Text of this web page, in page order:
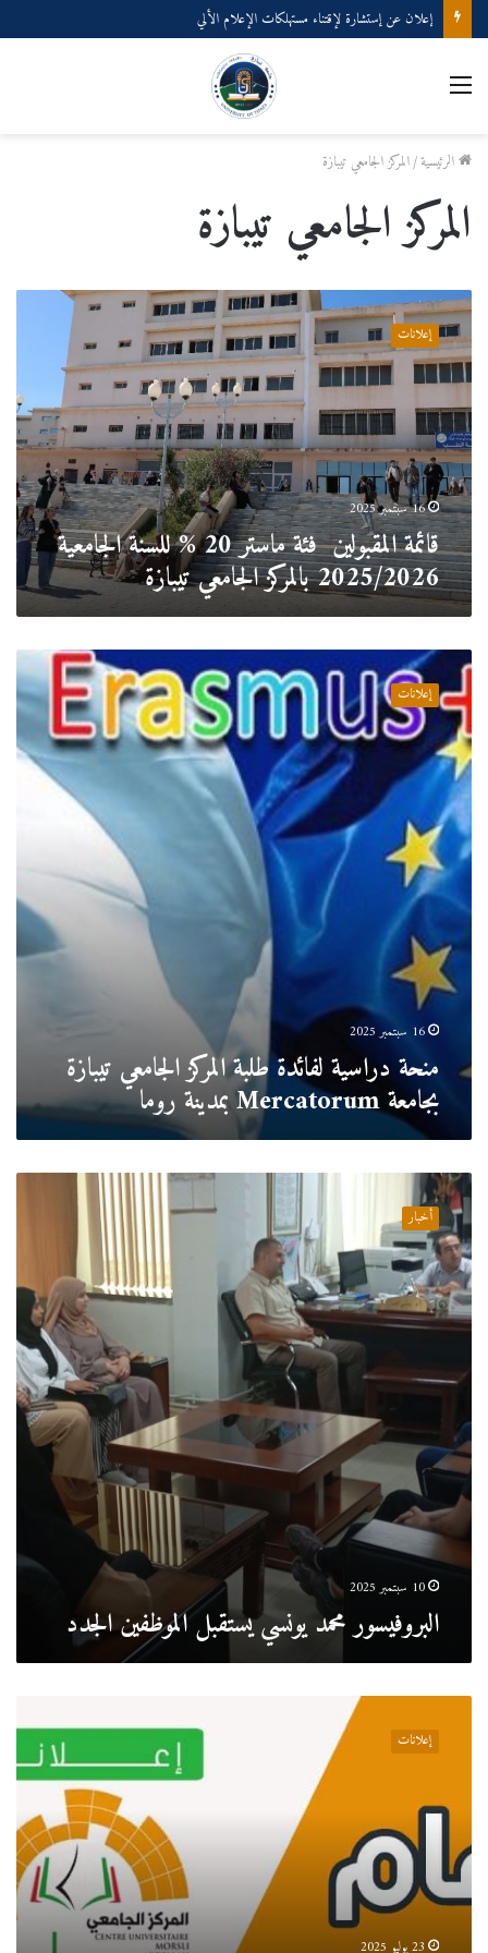
إعلان عن إستشارة لإقتناء عتاد ولوازم الإعلام الألي
القائمة
الرئيسية/المركز الجامعي تيبازة
المركز الجامعي تيبازة
قائمة
المقبولين
فئة
ماستر
20
%
للسنة
الجامعية
2025/2026
بالمركز
الجامعي
تيبازة
إعلانات
16 سبتمبر 2025
قائمة المقبولين فئة ماستر 20 % للسنة الجامعية
2025/2026 بالمركز الجامعي تيبازة
منحة
دراسية
لفائدة
طلبة
المركز
الجامعي
تيبازة
بجامعة Mercatorum بمدينة
روما
إعلانات
16 سبتمبر 2025
منحة دراسية لفائدة طلبة المركز الجامعي تيبازة
بجامعة Mercatorum بمدينة روما
البروفيسور
محمد
يونسي
يستقبل
الموظفين
الجدد
أخبار
10 سبتمبر 2025
البروفيسور محمد يونسي يستقبل الموظفين الجدد
إعلان
التسجيلاتإعلانات
23 يوليو 2025